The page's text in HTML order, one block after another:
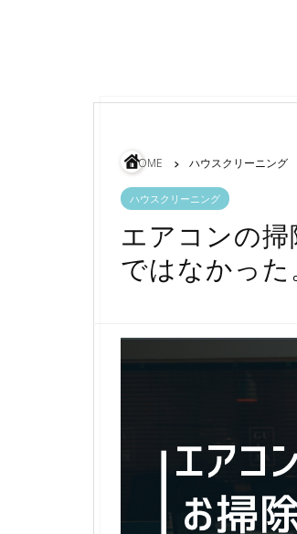
HOME ハウスクリーニング
ハウスクリーニング
エアコンの
ではなかった